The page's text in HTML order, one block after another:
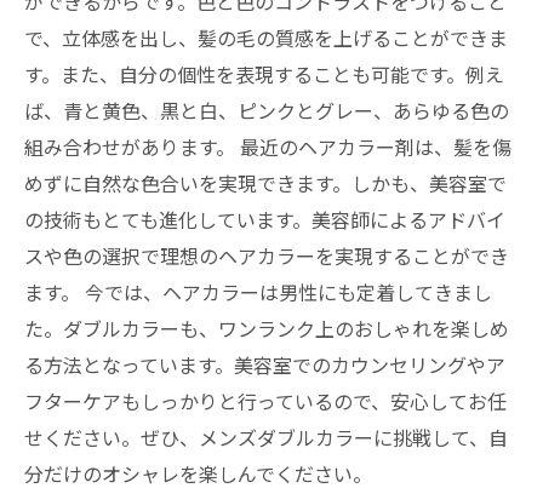
で、立体感を出し、髪の毛の質感を上げることができま
す。また、自分の個性を表現することも可能です。例え
ば、青と黄色、黒と白、ピンクとグレー、あらゆる色の
組み合わせがあります。 最近のヘアカラー剤は、髪を傷
めずに自然な色合いを実現できます。しかも、美容室で
の技術もとても進化しています。美容師によるアドバイ
スや色の選択で理想のヘアカラーを実現することができ
ます。 今では、ヘアカラーは男性にも定着してきまし
た。ダブルカラーも、ワンランク上のおしゃれを楽しめ
る方法となっています。美容室でのカウンセリングやア
フターケアもしっかりと行っているので、安心してお任
せください。ぜひ、メンズダブルカラーに挑戦して、自
分だけのオシャレを楽しんでください。